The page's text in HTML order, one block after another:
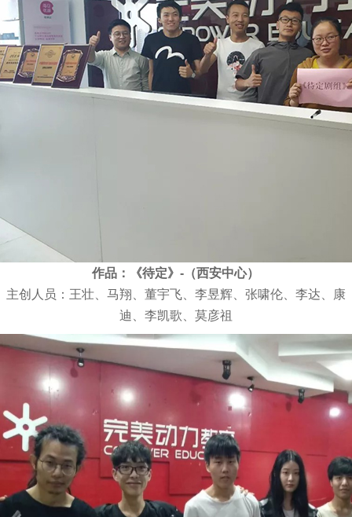
作品：《待定》-（西安中心）
主创人员：王壮、马翔、董宇飞、李昱辉、张啸伦、李达、康
迪、李凯歌、莫彦祖